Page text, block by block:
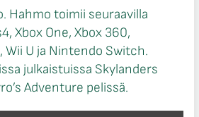
Hahmo toimii seuraavilla
Xbox One, Xbox 360,
Wii U ja Nintendo Switch.
julkaistuissa Skylanders
Adventure pelissä.